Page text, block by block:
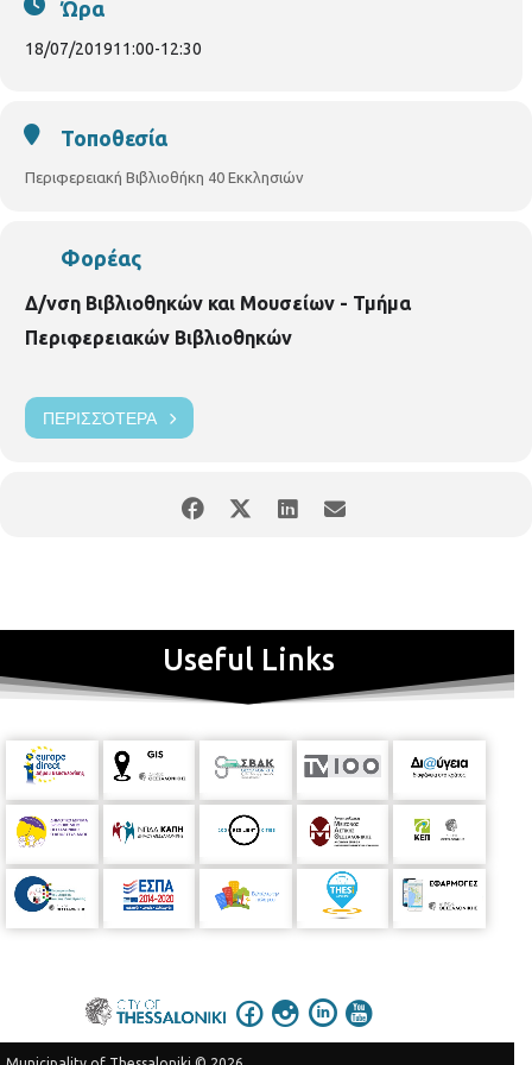
χάνεται, μεταμορφώνεται, μιλάει, γελάει και κλαίει στα
παραμύθια και σε πολλά βιβλία για παιδιά. Ένα ταξίδι στο
παιδιά 6 - 9 ετών. Με προεγγραφή.
Ώρα
18/07/201911:00-12:30
Τοποθεσία
Περιφερειακή Βιβλιοθήκη 40 Εκκλησιών
Φορέας
Δ/νση Βιβλιοθηκών και Μουσείων - Τμήμα
Περιφερειακών Βιβλιοθηκών
ΠΕΡΙΣΣΌΤΕΡΑ
Useful Links